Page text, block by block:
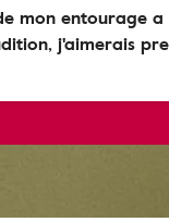
mon entourage a
j'aimerais